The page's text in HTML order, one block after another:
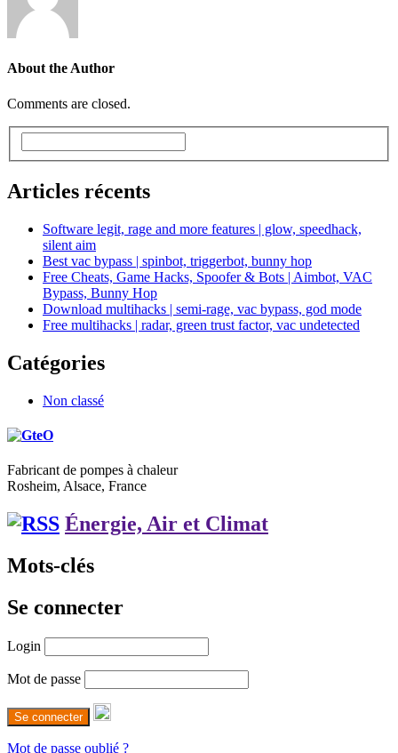
About the Author
Comments are closed.
Articles récents
Software legit, rage and more features | glow, speedhack,
silent aim
Best vac bypass | spinbot, triggerbot, bunny hop
Free Cheats, Game Hacks, Spoofer & Bots | Aimbot, VAC
Bypass, Bunny Hop
Download multihacks | semi-rage, vac bypass, god mode
Free multihacks | radar, green trust factor, vac undetected
Catégories
Non classé
Fabricant de pompes à chaleur
Rosheim, Alsace, France
Énergie, Air et Climat
Mots-clés
Se connecter
Login
Mot de passe
Mot de passe oublié ?